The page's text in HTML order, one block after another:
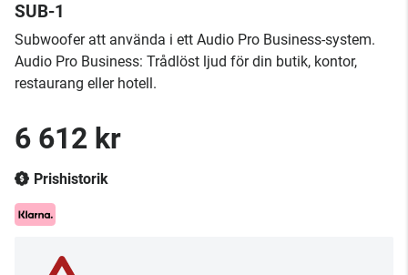
SUB-1
Subwoofer att använda i ett Audio Pro Business -system.
Audio Pro Business: Trådlöst ljud för din butik, kontor,
restaurang eller hotell.
6 612 kr
Prishistorik